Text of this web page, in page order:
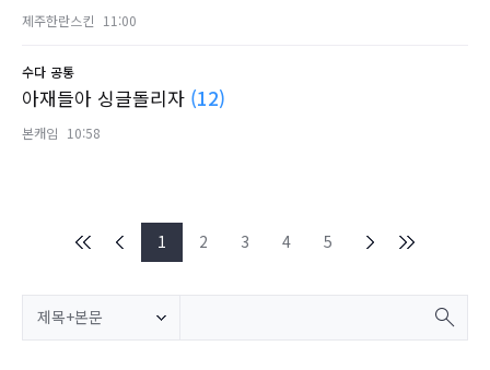
제주한란스킨 11:00
수다 공통
아재들아 싱글돌리자 (12)
본캐임 10:58
1 2 3 4 5
제목+본문